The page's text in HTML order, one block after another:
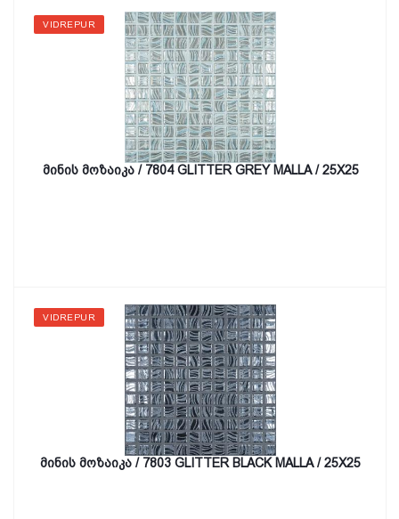
VIDREPUR
მინის მოზაიკა / 7804 GLITTER GREY MALLA / 25X25
VIDREPUR
მინის მოზაიკა / 7803 GLITTER BLACK MALLA / 25X25